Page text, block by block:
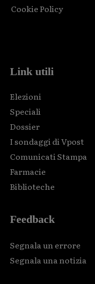
Cookie Policy
Link utili
Elezioni
Speciali
Dossier
I sondaggi di Vpost
Comunicati Stampa
Farmacie
Biblioteche
Feedback
Segnala un errore
Segnala una notizia